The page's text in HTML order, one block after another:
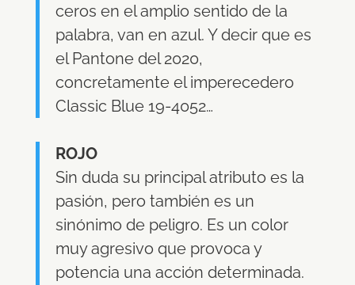
ceros en el amplio sentido de la
palabra, van en azul. Y decir que es
el Pantone del 2020,
concretamente el imperecedero
Classic Blue 19-4052…
ROJO
Sin duda su principal atributo es la
pasión, pero también es un
sinónimo de peligro. Es un color
muy agresivo que provoca y
potencia una acción determinada.